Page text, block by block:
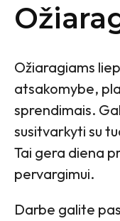
Ožiaragiams
atsakomybe,
sprendimais.
susitvarkyti su
Tai gera diena
pervargimui.
Darbe galite